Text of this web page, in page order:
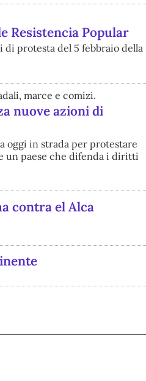
Resistencia Popular
protesta del 5 febbraio della
marce e comizi.
nuove azioni di
oggi in strada per protestare
un paese che difenda i diritti
contra el Alca